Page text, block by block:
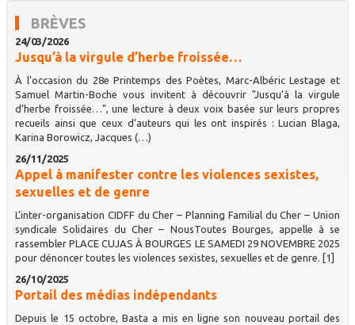
BRÈVES
24/03/2026
Jusqu’à la virgule d’herbe froissée…
À l’occasion du 28e Printemps des Poètes, Marc-Albéric Lestage et
Samuel Martin-Boche vous invitent à découvrir "Jusqu’à la virgule
d’herbe froissée…", une lecture à deux voix basée sur leurs propres
recueils ainsi que ceux d’auteurs qui les ont inspirés : Lucian Blaga,
Karina Borowicz, Jacques (…)
26/11/2025
Appel à manifester contre les violences sexistes,
sexuelles et de genre
L’inter-organisation CIDFF du Cher – Planning Familial du Cher – Union
syndicale Solidaires du Cher – NousToutes Bourges, appelle à se
rassembler PLACE CUJAS À BOURGES LE SAMEDI 29 NOVEMBRE 2025
pour dénoncer toutes les violences sexistes, sexuelles et de genre. [1]
26/10/2025
Portail des médias indépendants
Depuis le 15 octobre, Basta a mis en ligne son nouveau portail des